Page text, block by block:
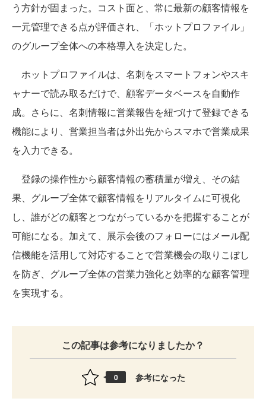
う方針が固まった。コスト面と、常に最新の顧客情報を
一元管理できる点が評価され、「ホットプロファイル」
のグループ全体への本格導入を決定した。
ホットプロファイルは、名刺をスマートフォンやスキ
ャナーで読み取るだけで、顧客データベースを自動作
成。さらに、名刺情報に営業報告を紐づけて登録できる
機能により、営業担当者は外出先からスマホで営業成果
を入力できる。
登録の操作性から顧客情報の蓄積量が増え、その結
果、グループ全体で顧客情報をリアルタイムに可視化
し、誰がどの顧客とつながっているかを把握することが
可能になる。加えて、展示会後のフォローにはメール配
信機能を活用して対応することで営業機会の取りこぼし
を防ぎ、グループ全体の営業力強化と効率的な顧客管理
を実現する。
この記事は参考になりましたか？
0 参考になった